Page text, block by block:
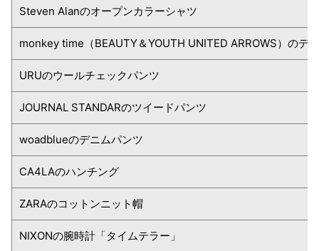
Steven Alanのオープンカラーシャツ
monkey time（BEAUTY＆YOUTH UNITED ARROWS）のデ
URUのウールチェックパンツ
JOURNAL STANDARのツイードパンツ
woadblueのデニムパンツ
CA4LAのハンチング
ZARAのコットンニット帽
NIXONの腕時計「タイムテラー」